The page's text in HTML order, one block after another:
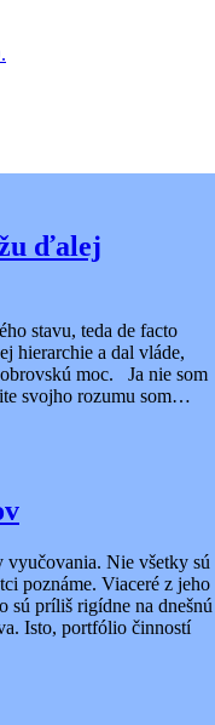
ďalej
stavu, teda de facto
hierarchie a dal vláde,
moc. Ja nie som
svojho rozumu som…
vyučovania. Nie všetky sú
poznáme. Viaceré z jeho
sú príliš rigídne na dnešnú
Isto, portfólio činností